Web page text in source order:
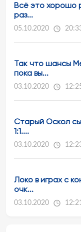
Всё это хорошо
раз...
05.10.2020
Так что шансы
пока вы...
03.10.2020
Старый Оскол
1:1....
03.10.2020
Локо в играх с
очк...
03.10.2020